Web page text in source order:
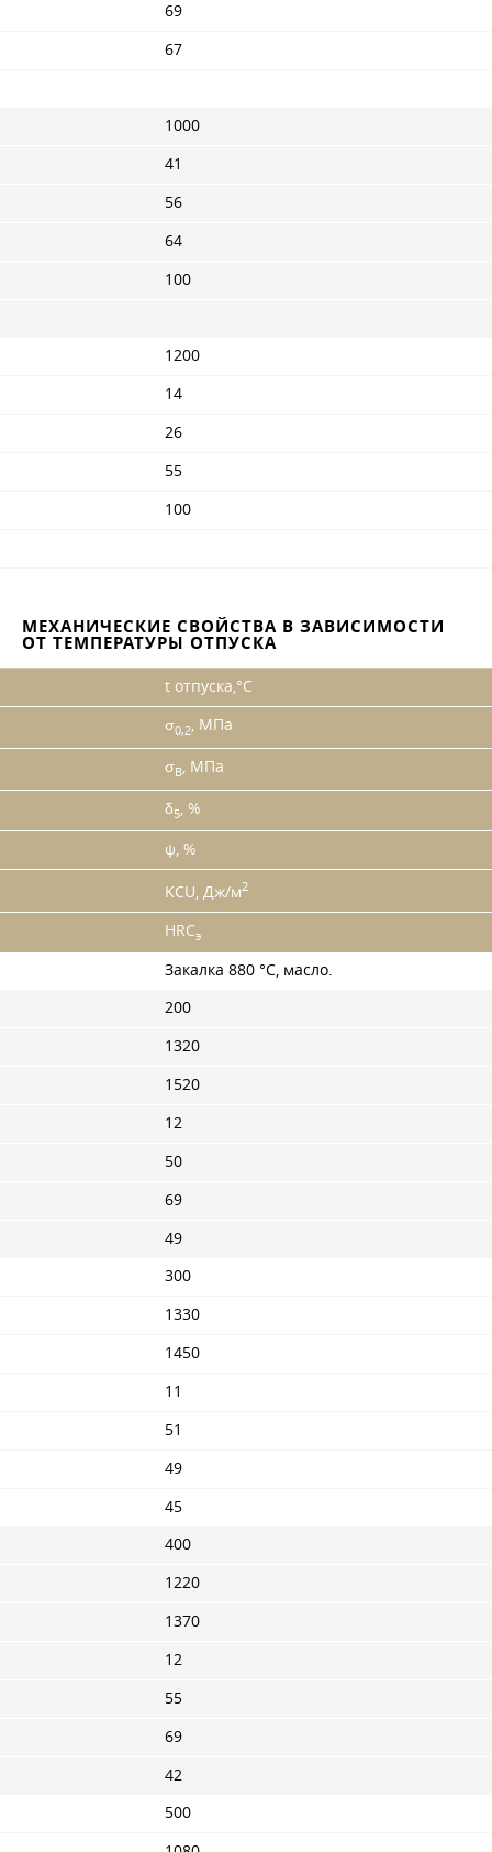
69
67
1000
41
56
64
100
1200
14
26
55
100
МЕХАНИЧЕСКИЕ СВОЙСТВА В ЗАВИСИМОСТИ
ОТ ТЕМПЕРАТУРЫ ОТПУСКА
t отпуска,°С
σ0,2, МПа
σB, МПа
δ5 , %
ψ, %
KCU, Дж/м2
HRCэ
Закалка 880 °C, масло.
200
1320
1520
12
50
69
49
300
1330
1450
11
51
49
45
400
1220
1370
12
55
69
42
500